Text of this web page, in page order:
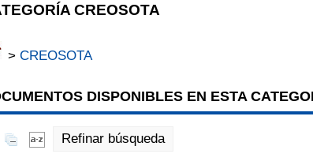
CREOSOTA
> CREOSOTA
DISPONIBLES EN ESTA
Refinar búsqueda